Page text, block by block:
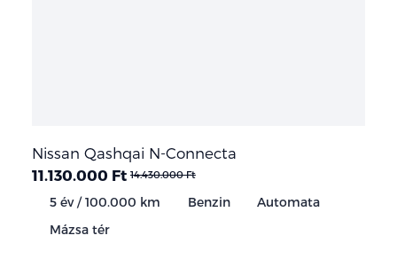
Nissan Qashqai N-Connecta
11.130.000 Ft 14.430.000 Ft
5 év / 100.000 km Benzin
Automata
Mázsa tér